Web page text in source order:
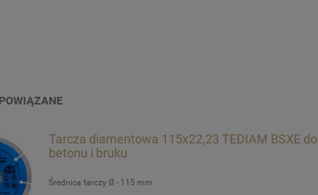
Tarcza diamentowa 115x22,23 TEDIAM BSXE do
betonu i bruku
Średnica tarczy Ø - 115 mm